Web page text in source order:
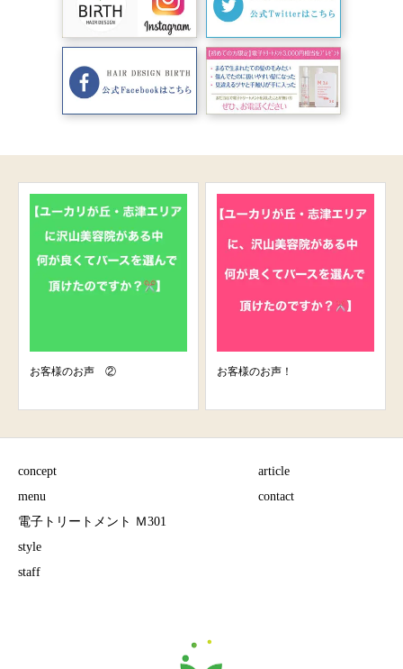
お客様のお声 ② お客様のお声！
concept
menu
電子トリートメント Ｍ301
style
staff
article
contact